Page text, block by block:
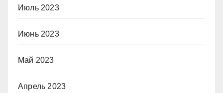
Июль 2023
Июнь 2023
Май 2023
Апрель 2023